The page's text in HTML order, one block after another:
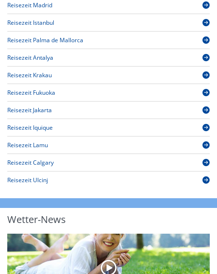
Reisezeit Madrid
Reisezeit Istanbul
Reisezeit Palma de Mallorca
Reisezeit Antalya
Reisezeit Krakau
Reisezeit Fukuoka
Reisezeit Jakarta
Reisezeit Iquique
Reisezeit Lamu
Reisezeit Calgary
Reisezeit Ulcinj
Wetter-News